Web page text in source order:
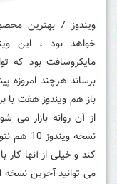
ویندوز 7
خواهد بود ، این
مایکروسافت بود که
برساند هرچند امروزه
باز هم ویندوز هفت با
از آن روانه بازار می
نسخه
می توانید آخرین نسخه